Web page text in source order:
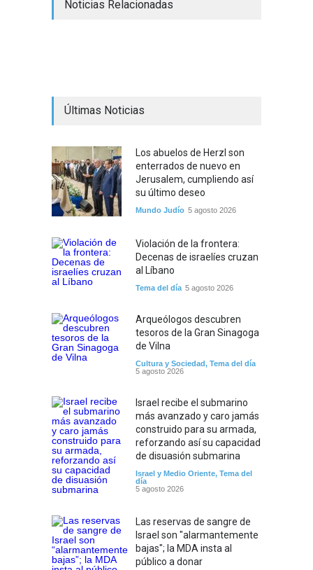
Noticias Relacionadas
Últimas Noticias
Los abuelos de Herzl son
enterrados de nuevo en
Jerusalem, cumpliendo así
su último deseo
Mundo Judío 5 agosto 2026
Violación de la frontera:
Decenas de israelíes cruzan
al Líbano
Tema del día 5 agosto 2026
Arqueólogos descubren
tesoros de la Gran Sinagoga
de Vilna
Cultura y Sociedad, Tema del día
5 agosto 2026
Israel recibe el submarino
más avanzado y caro jamás
construido para su armada,
reforzando así su capacidad
de disuasión submarina
Israel y Medio Oriente, Tema del
día
5 agosto 2026
Las reservas de sangre de
Israel son "alarmantemente
bajas"; la MDA insta al
público a donar